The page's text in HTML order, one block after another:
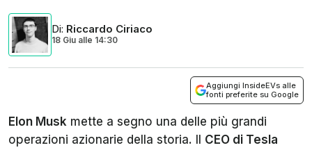
Di: Riccardo Ciriaco
18 Giu alle 14:30
Aggiungi InsideEVs alle
fonti preferite su Google
Elon Musk mette a segno una delle più grandi
operazioni azionarie della storia. Il CEO di Tesla